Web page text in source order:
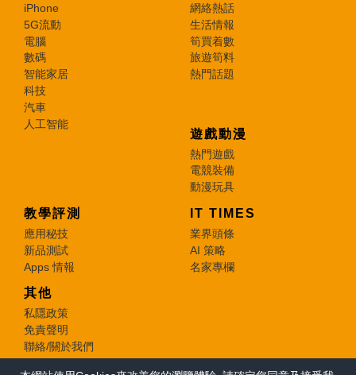
iPhone
5G流動
電腦
數碼
智能家居
科技
汽車
人工智能
網絡熱話
生活情報
筍買着數
旅遊筍料
熱門話題
遊戲動漫
熱門遊戲
電競裝備
動漫玩具
教學評測
應用秘技
新品測試
Apps 情報
IT TIMES
業界頭條
AI 策略
名家專欄
其他
私隱政策
免責聲明
聯絡/關於我們